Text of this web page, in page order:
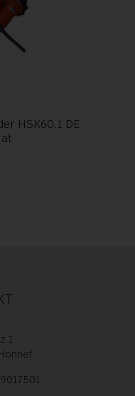
HSK60.1 DE
1